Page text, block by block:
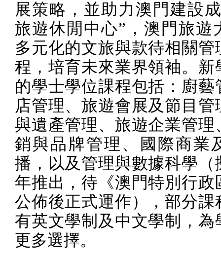
展策略，並助力澳門建設
旅遊休閒中心”，澳門旅遊
多元化的文旅與款待相關管
程，培育未來業界領袖。新
的學士學位課程包括：廚藝
店管理、旅遊會展及節目管
與遺產管理、旅遊企業管理
銷與品牌管理、國際商業
播，以及管理與數據科學（
年推出，待《澳門特別行政
公佈後正式運作），部分課
有英文學制及中文學制，為
更多選擇。